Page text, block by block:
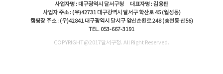
사업자명 : 대구광역시 달서구청 대표자명 : 김용판
사업자 주소 : (우)42731 대구광역시 달서구 학산로 45 (월성동)
캠핑장 주소 : (우)42841 대구광역시 달서구 앞산순환로 248 (송현동 산56)
TEL. 053-667-3191
COPYRIGHT@2017달서구청. All Right Reserved.